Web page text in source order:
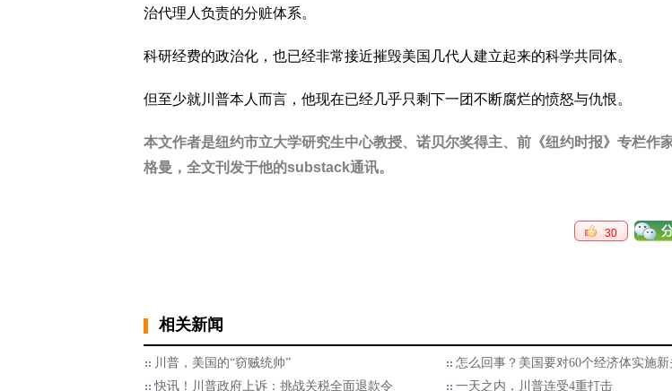
治代理人负责的分赃体系。
科研经费的政治化，也已经非常接近摧毁美国几代人建立起来的科学共同体。
但至少就川普本人而言，他现在已经几乎只剩下一团不断腐烂的愤怒与仇恨。
本文作者是纽约市立大学研究生中心教授、诺贝尔奖得主、前《纽约时报》专栏作
格曼，全文刊发于他的substack通讯。
30
相关新闻
川普，美国的“窃贼统帅”
怎么回事？美国要对60个经济体实施新
快讯！川普政府上诉：挑战关税全面退款令
一天之内，川普连受4重打击